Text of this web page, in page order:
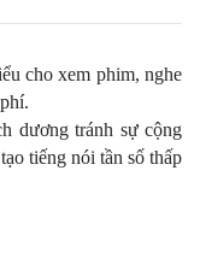
cho xem phim, nghe
dương tránh sự cộng
tiếng nói tần số thấp